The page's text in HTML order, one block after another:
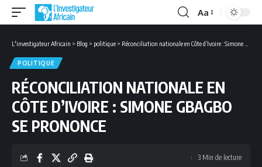
Font
Aa
L'investigateur Africain > Blog > politique > Réconciliation nationale en Côte d’Ivoire : Simone Gbagbo se prononce
POLITIQUE
RÉCONCILIATION NATIONALE EN
CÔTE D’IVOIRE : SIMONE GBAGBO
SE PRONONCE
3 Min de lecture